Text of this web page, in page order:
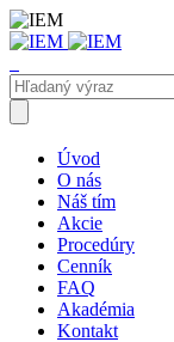
Úvod
O nás
Náš tím
Akcie
Procedúry
Cenník
FAQ
Akadémia
Kontakt